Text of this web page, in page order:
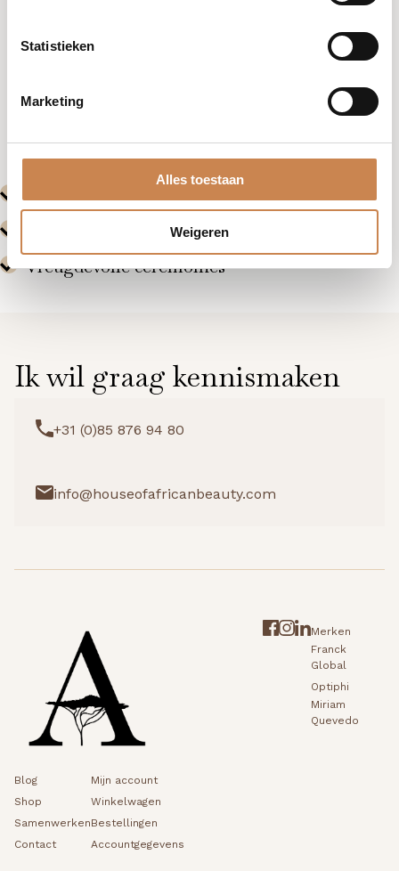
Statistieken
Marketing
Alles toestaan
Weigeren
Ik wil graag kennismaken
+31 (0)85 876 94 80
info@houseofafricanbeauty.com
Merken
Franck
Global
Optiphi
Miriam
Quevedo
Blog
Shop
Samenwerken
Contact
Mijn account
Winkelwagen
Bestellingen
Accountgegevens